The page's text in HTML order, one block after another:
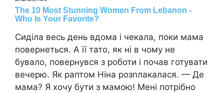
Сиділа весь день вдома і чекала, поки мама
повернеться. А її тато, як ні в чому не
бувало, повернувся з роботи і почав готувати
вечерю. Як раптом Ніна розnлакалася. — Де
мама? Я хочу бути з мамою! Мені потрібно